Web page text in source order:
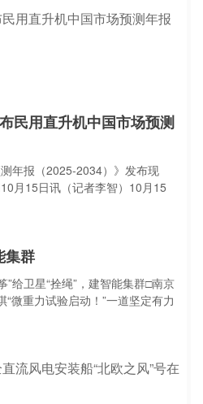
民用直升机中国市场预测
年报（2025-2034）》发布现
月15日讯（记者李智）10月15
集群
”给卫星“拴绳”，建智能集群□南京
微重力试验启动！”一道坚定有力